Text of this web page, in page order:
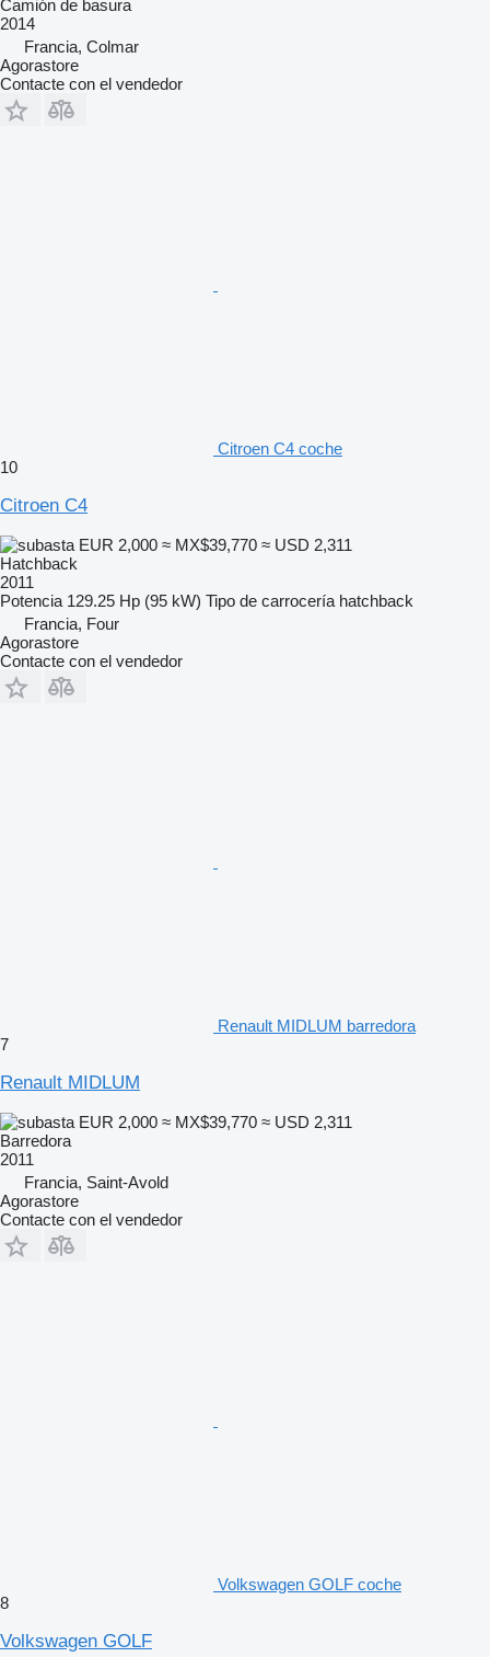
Camión de basura
2014
Francia, Colmar
Agorastore
Contacte con el vendedor
Citroen C4 coche
10
Citroen C4
EUR 2,000 ≈ MX$39,770 ≈ USD 2,311
Hatchback
2011
Potencia 129.25 Hp (95 kW) Tipo de carrocería hatchback
Francia, Four
Agorastore
Contacte con el vendedor
Renault MIDLUM barredora
7
Renault MIDLUM
EUR 2,000 ≈ MX$39,770 ≈ USD 2,311
Barredora
2011
Francia, Saint-Avold
Agorastore
Contacte con el vendedor
Volkswagen GOLF coche
8
Volkswagen GOLF